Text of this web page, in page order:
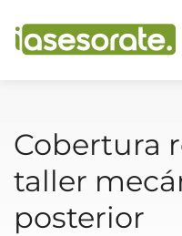
Cobertura
taller
posterior